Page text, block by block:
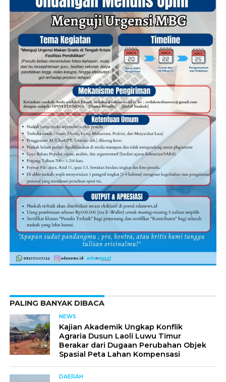
PALING BANYAK DIBACA
NEWS
Kajian Akademik Ungkap Konflik
Agraria Dusun Laoli Luwu Timur
Berakar dari Dugaan Perubahan Objek
Spasial Peta Lahan Kompensasi
DAERAH